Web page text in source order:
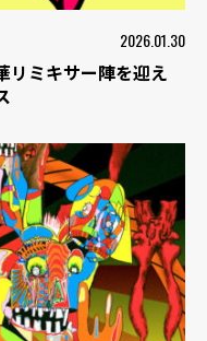
2026.01.30
ミキサー陣を迎え